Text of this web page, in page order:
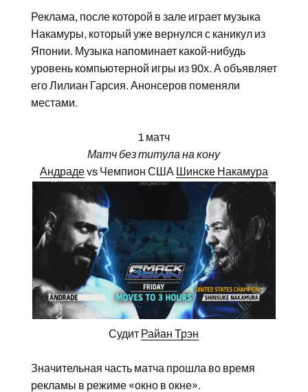
Реклама, после которой в зале играет музыка
Накамуры, который уже вернулся с каникул из
Японии. Музыка напоминает какой-нибудь
уровень компьютерной игры из 90х. А объявляет
его Лилиан Гарсия. Анонсеров поменяли
местами.
1 матч
Матч без титула на кону
Андрадеvs Чемпион США Шинске Накамура
Судит Райан Трэн
Значительная часть матча прошла во время
рекламы в режиме «окно в окне».